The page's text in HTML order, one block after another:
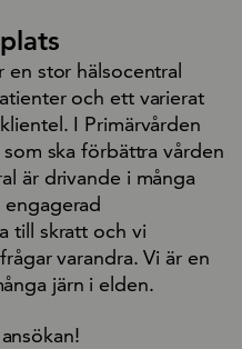
en stor hälsocentral
och ett varierat
I Primärvården
ska förbättra vården
är drivande i många
till skratt och vi
varandra. Vi är en
järn i elden.